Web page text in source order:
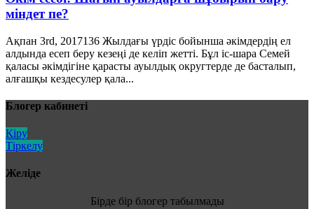
міндет пе?
Ақпан 3rd, 2017136 Жылдағы үрдіс бойынша әкімдердің ел
алдында есеп беру кезеңі де келіп жетті. Бұл іс-шара Семей
қаласы әкімдігіне қарасты ауылдық округтерде де басталып,
алғашқы кездесулер қала...
Блогер кабинеті
Кіру
Тіркелу
Желіде
Бірде бір блогер табылмады